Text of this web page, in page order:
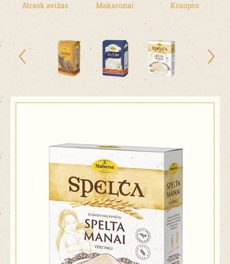
Atrask avižas Makaronai Kruopos